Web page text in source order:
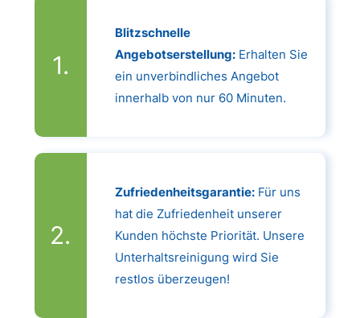
Blitzschnelle
Angebotserstellung:Erhalten Sie
ein unverbindliches Angebot
innerhalb von nur 60 Minuten.
Zufriedenheitsgarantie:Für uns
hat die Zufriedenheit unserer
Kunden höchste Priorität. Unsere
Unterhaltsreinigung wird Sie
restlos überzeugen!